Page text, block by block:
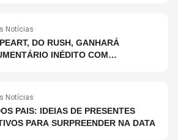
Notícias
DO RUSH, GANHARÁ
INÉDITO COM
Notícias
DE PRESENTES
PARA SURPREENDER NA DATA